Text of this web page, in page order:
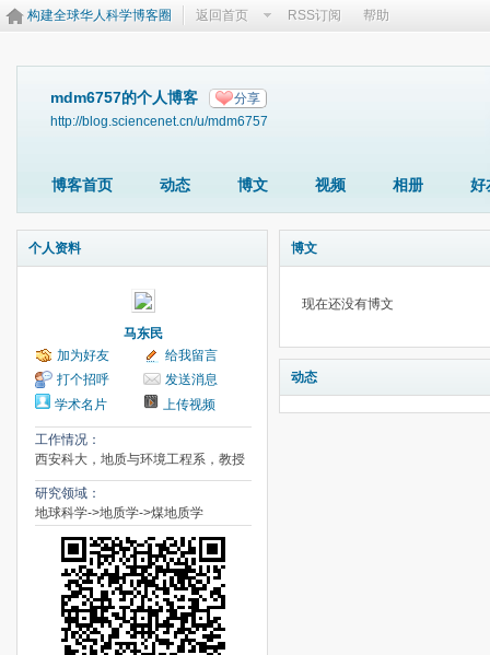
构建全球华人科学博客圈 返回首页 RSS订阅 帮助
mdm6757的个人博客 分享
http://blog.sciencenet.cn/u/mdm6757
博客首页 动态 博文 视频 相册 好
个人资料
马东民
加为好友
给我留言
打个招呼
发送消息
学术名片
上传视频
工作情况：
西安科大，地质与环境工程系，教授
研究领域：
地球科学->地质学->煤地质学
博文
现在还没有博文
动态